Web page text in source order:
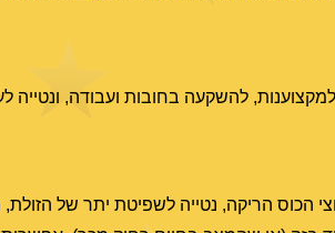
להשקעה בחובות ועבודה,
הכוס הריקה, נטייה לשפיטת יתר של